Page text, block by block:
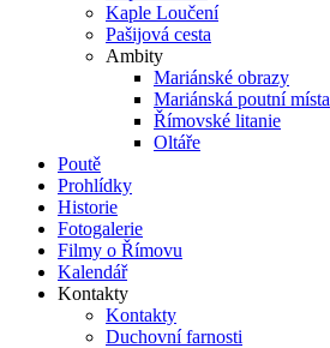
Kaple Loučení
Pašijová cesta
Ambity
Mariánské obrazy
Mariánská poutní místa
Římovské litanie
Oltáře
Poutě
Prohlídky
Historie
Fotogalerie
Filmy o Římovu
Kalendář
Kontakty
Kontakty
Duchovní farnosti